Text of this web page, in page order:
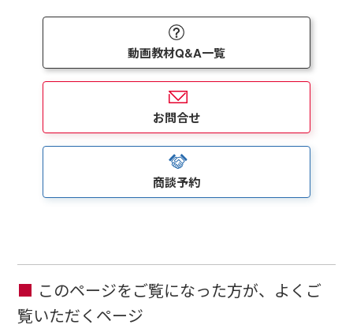
動画教材Q&A一覧
お問合せ
商談予約
このページをご覧になった方が、よくご
覧いただくページ